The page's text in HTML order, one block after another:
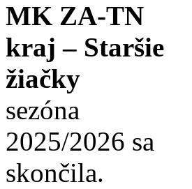
MK ZA-TN
kraj – Staršie
žiačky
sezóna
2025/2026 sa
skončila.